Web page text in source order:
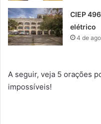
CIEP
elétrico
4 de
A seguir, veja 5 orações
impossíveis!